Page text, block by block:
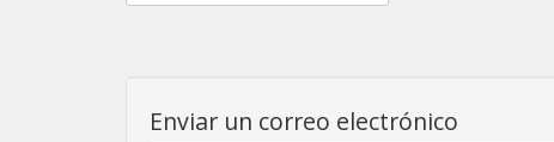
Enviar un correo electrónico